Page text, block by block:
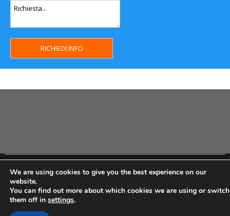
Copyright MHWeb © 2018 - Privacy & GDPR - Cookie Policy -
We are using cookies to give you the best experience on our
website.
You can find out more about which cookies we are using or switch
them off in settings.